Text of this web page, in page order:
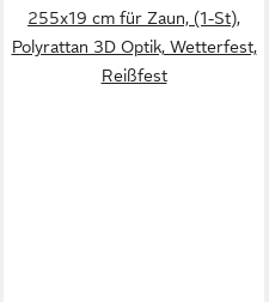
255x19 cm für Zaun, (1-St),
Polyrattan 3D Optik, Wetterfest,
Reißfest